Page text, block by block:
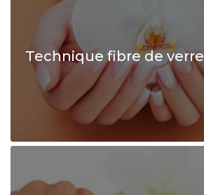
Technique fibre de verre